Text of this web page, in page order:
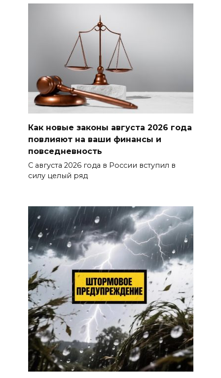
Как новые законы августа 2026 года
повлияют на ваши финансы и
повседневность
С августа 2026 года в России вступил в
силу целый ряд